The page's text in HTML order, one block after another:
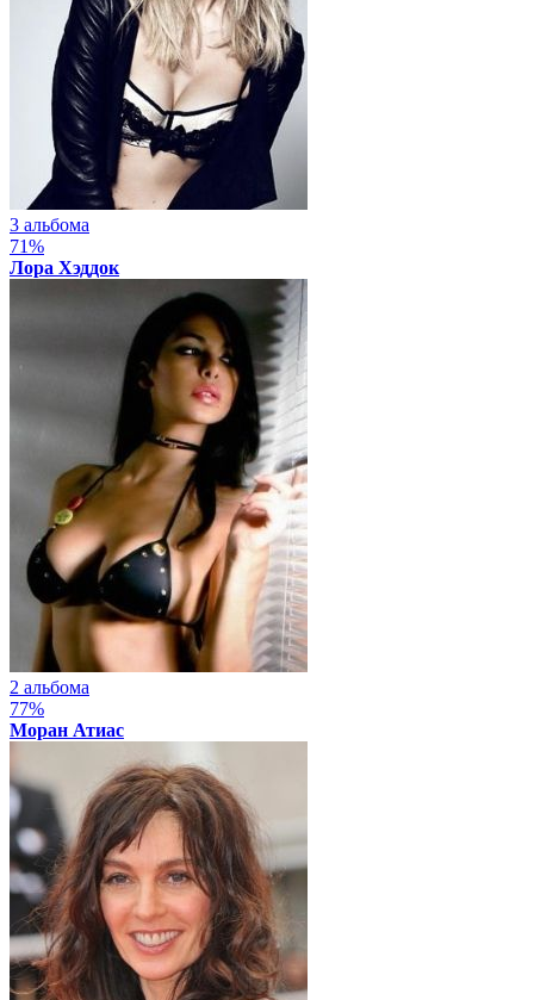
3 альбома
71%
Лора Хэддок
2 альбома
77%
Моран Атиас